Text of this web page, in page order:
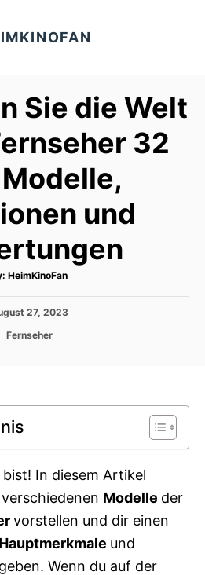
Sie die Welt
32
und
A
t
o
r
HeimKinoFan
27, 2023
C
o
r
s
Fernseher
In diesem Artikel
Modelle der
vorstellen und dir einen
Hauptmerkmale und
Wenn du auf der